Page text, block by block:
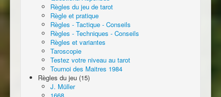
Règles du jeu de tarot
Règle et pratique
Règles - Tactique - Conseils
Règles - Techniques - Conseils
Règles et variantes
Taroscopie
Testez votre niveau au tarot
Tournoi des Maitres 1984
Règles du jeu (15)
J. Müller